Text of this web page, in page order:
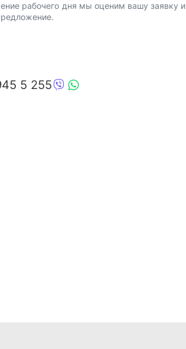
рабочего дня мы оценим вашу заявку и
5 255